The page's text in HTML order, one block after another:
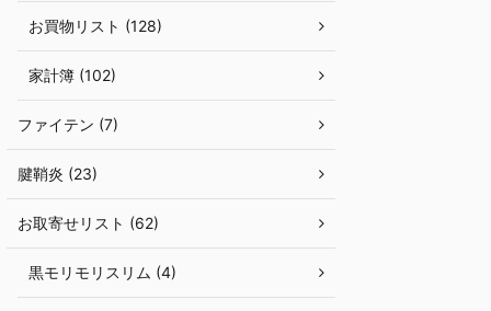
お買物リスト (128)
家計簿 (102)
ファイテン (7)
腱鞘炎 (23)
お取寄せリスト (62)
黒モリモリスリム (4)